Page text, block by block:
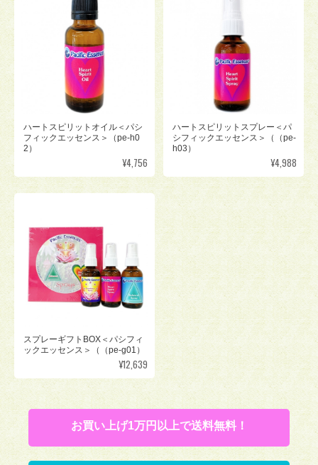
ハートスピリットオイル＜パシ
フィックエッセンス＞（pe-h0
2）
¥4,756
ハートスピリットスプレー＜パ
シフィックエッセンス＞（（pe-
h03）
¥4,988
スプレーギフトBOX＜パシフィ
ックエッセンス＞（（pe-g01）
¥12,639
お買い上げ1万円以上で送料無料！